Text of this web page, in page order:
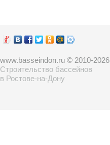
www.basseindon.ru © 2010-2026
Строительство бассейнов
в Ростове-на-Дону